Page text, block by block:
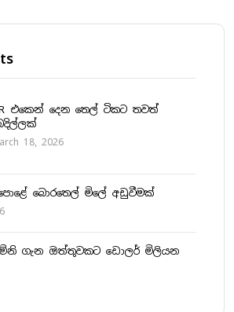
එකෙන් දෙන තෙල් ටිකට තවත්
18, 2026
බොරතෙල් මිලේ අඩුවීමක්
ගැන ඔත්තුවකට ඩොලර් මිලියන